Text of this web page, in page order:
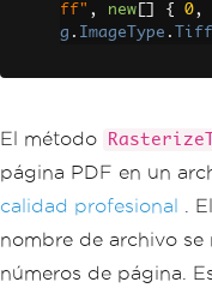
ff" , new { 0,
g . ImageType . Tiff
El método
página PDF en un
calidad profesional .
nombre de archivo se
números de página.